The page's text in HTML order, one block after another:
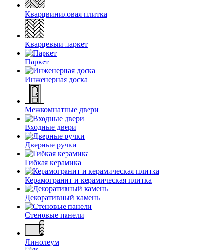
Кварцвиниловая плитка
Кварцевый паркет
Паркет
Инженерная доска
Межкомнатные двери
Входные двери
Дверные ручки
Гибкая керамика
Керамогранит и керамическая плитка
Декоративный камень
Стеновые панели
Линолеум